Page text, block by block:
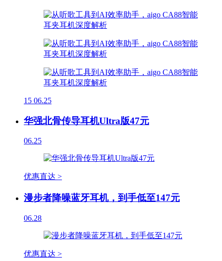
15 06.25
华强北骨传导耳机Ultra版47元
06.25
优惠直达 >
漫步者降噪蓝牙耳机，到手低至147元
06.28
优惠直达 >